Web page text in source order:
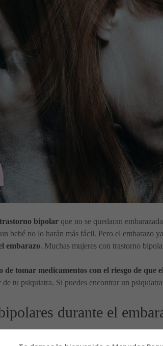
bipolar que no se quedaran
bebé no lo harán más fácil. Pero el embarazo
embarazo. Muchas mujeres con trastorno
tomar medicamentos con el riesgo de
tu psiquiatra. Si puedes encontrar un
durante el
aunque ésta puede ayudar. Se